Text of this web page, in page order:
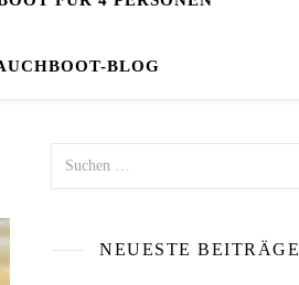
BLOG
NEUESTE BEITRÄGE